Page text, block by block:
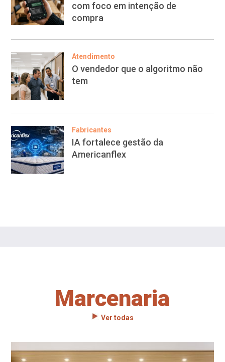
com foco em intenção de
compra
Atendimento
O vendedor que o algoritmo não
tem
Fabricantes
IA fortalece gestão da
Americanflex
Marcenaria
Ver todas